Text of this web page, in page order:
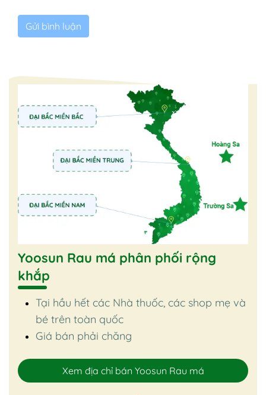
Yoosun Rau má phân phối rộng
khắp
Tại hầu hết các Nhà thuốc, các shop mẹ và
bé trên toàn quốc
Giá bán phải chăng
Xem địa chỉ bán Yoosun Rau má